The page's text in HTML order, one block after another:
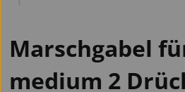
Marschgabel
medium 2